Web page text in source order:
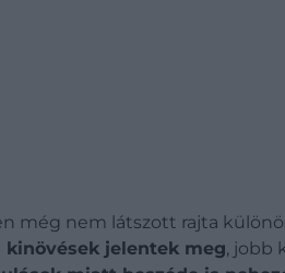
még nem látszott rajta
jelentek meg, jobb